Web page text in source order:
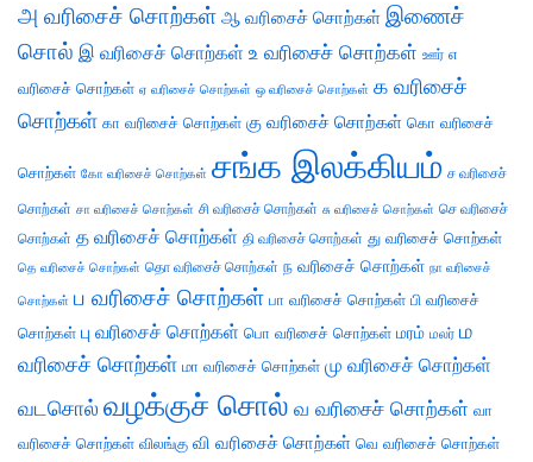
அ வரிசைச் சொற்கள் ஆ வரிசைச் சொற்கள் இணைச்
சொல் இ வரிசைச் சொற்கள் உ வரிசைச் சொற்கள் ஊர் எ
வரிசைச் சொற்கள் ஏ வரிசைச் சொற்கள் ஒ வரிசைச் சொற்கள் க வரிசைச்
சொற்கள் கா வரிசைச் சொற்கள் கு வரிசைச் சொற்கள் கொ வரிசைச்
சொற்கள் கோ வரிசைச் சொற்கள் சங்க இலக்கியம் ச வரிசைச்
சொற்கள் சா வரிசைச் சொற்கள் சி வரிசைச் சொற்கள் சு வரிசைச் சொற்கள் செ வரிசைச்
சொற்கள் த வரிசைச் சொற்கள் தி வரிசைச் சொற்கள் து வரிசைச் சொற்கள்
தெ வரிசைச் சொற்கள் தொ வரிசைச் சொற்கள் ந வரிசைச் சொற்கள் நா வரிசைச்
சொற்கள் ப வரிசைச் சொற்கள் பா வரிசைச் சொற்கள் பி வரிசைச்
சொற்கள் பு வரிசைச் சொற்கள் பொ வரிசைச் சொற்கள் மரம் மலர் ம
வரிசைச் சொற்கள் மா வரிசைச் சொற்கள் மு வரிசைச் சொற்கள்
வடசொல் வழக்குச் சொல் வ வரிசைச் சொற்கள் வா
வரிசைச் சொற்கள் விலங்கு வி வரிசைச் சொற்கள் வெ வரிசைச் சொற்கள்